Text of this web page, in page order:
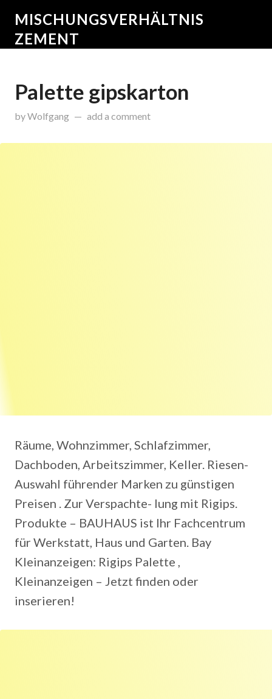
MISCHUNGSVERHÄLTNIS
ZEMENT
Palette gipskarton
byWolfgang onDezember 16, 2015
add a comment
Räume, Wohnzimmer, Schlafzimmer,
Dachboden, Arbeitszimmer, Keller. Riesen-
Auswahl führender Marken zu günstigen
Preisen . Zur Verspachte- lung mit Rigips.
Produkte – BAUHAUS ist Ihr Fachcentrum
für Werkstatt, Haus und Garten. Bay
Kleinanzeigen: Rigips Palette ,
Kleinanzeigen – Jetzt finden oder
inserieren!